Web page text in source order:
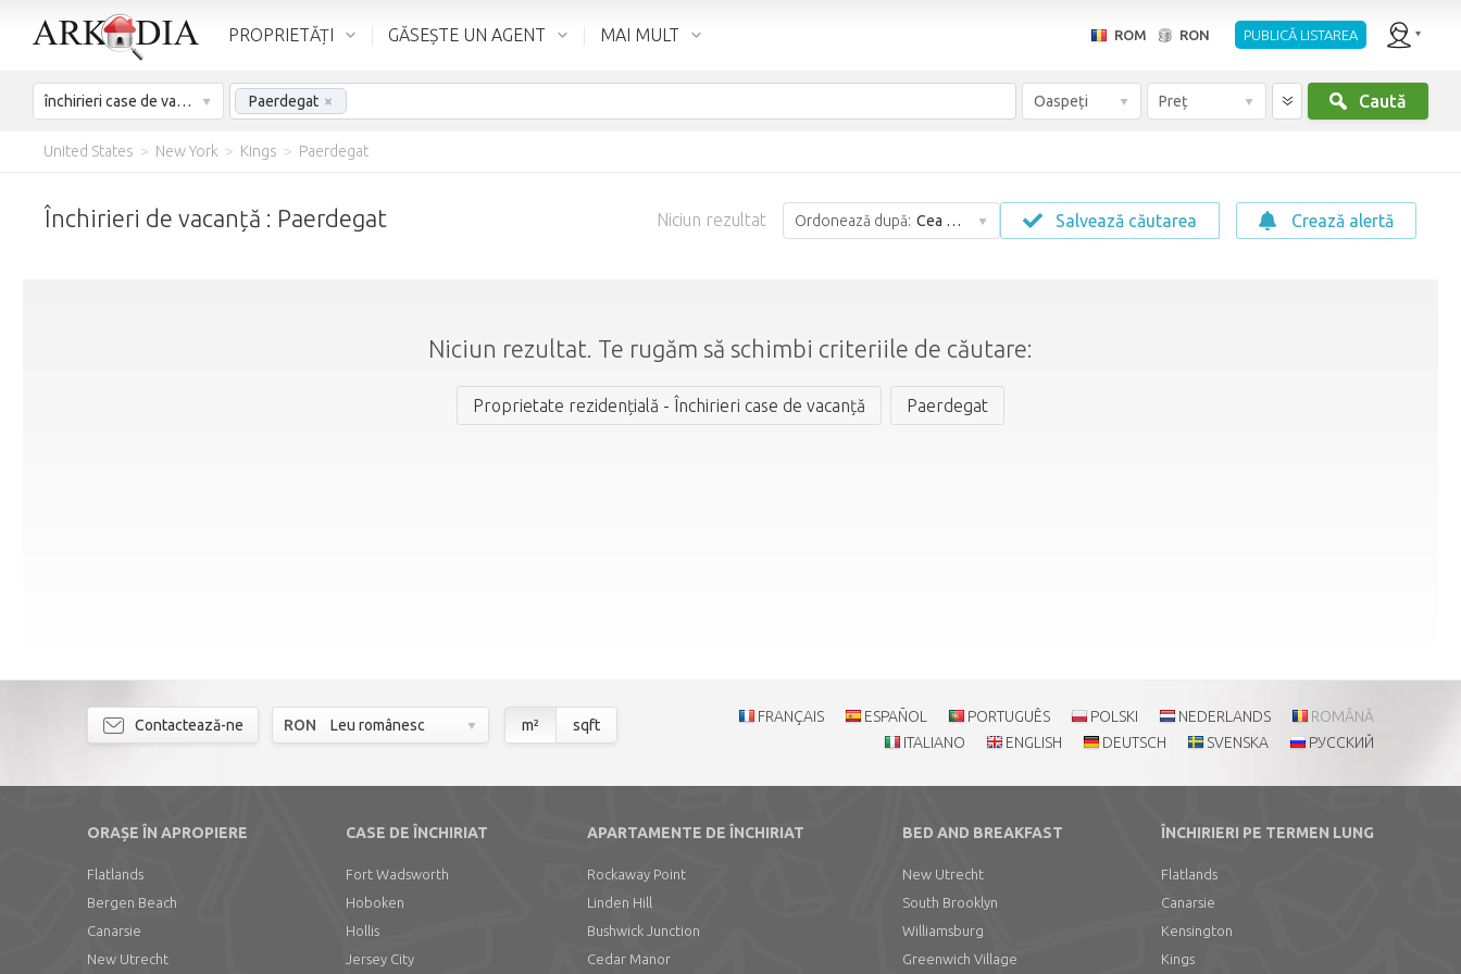
PROPRIETĂȚI GĂSEȘTE UN AGENT MAI MULT ROM RON PUBLICĂ LISTAREA
închirieri case de vacanță Paerdegat × Oaspeți Preț Caută
United States > New York > Kings > Paerdegat
Închirieri de vacanță : Paerdegat Niciun rezultat Ordonează după: Cea mai bună potrivire Salvează căutarea Crează alertă
Niciun rezultat. Te rugăm să schimbi criteriile de căutare:
Proprietate rezidențială - Închirieri case de vacanță Paerdegat
Contactează-ne RON Leu românesc m² sqft FRANÇAIS ESPAÑOL PORTUGUÊS POLSKI NEDERLANDS
ROMÂNĂ
ITALIANO
ENGLISH DEUTSCH SVENSKA РУССКИЙ
ORAȘE ÎN APROPIERE
Flatlands
Bergen Beach
Canarsie
New Utrecht
CASE DE ÎNCHIRIAT
Fort Wadsworth
Hoboken
Hollis
Jersey City
APARTAMENTE DE ÎNCHIRIAT
Rockaway Point
Linden Hill
Bushwick Junction
Cedar Manor
BED AND BREAKFAST
New Utrecht
South Brooklyn
Williamsburg
Greenwich Village
ÎNCHIRIERI PE TERMEN LUNG
Flatlands
Canarsie
Kensington
Kings